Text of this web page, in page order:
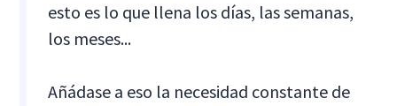
esto es lo que llena los días, las semanas,
los meses...
Añádase a eso la necesidad constante de